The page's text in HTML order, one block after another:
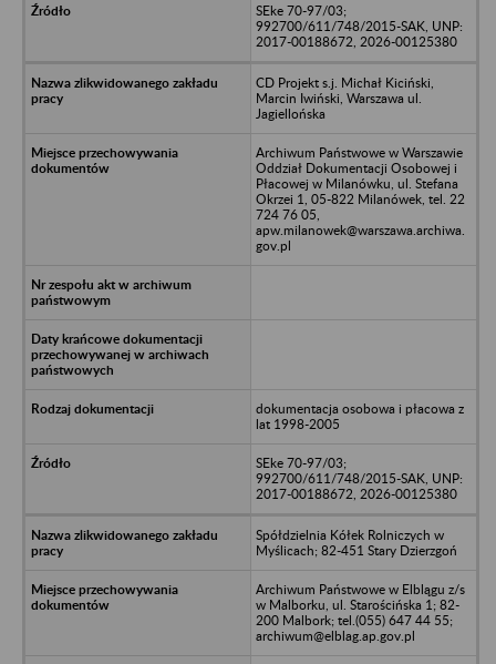
SEke 70-97/03;
992700/611/748/2015-SAK, UNP:
2017-00188672, 2026-00125380
CD Projekt s.j. Michał Kiciński,
Marcin Iwiński, Warszawa ul.
Jagiellońska
Archiwum Państwowe w Warszawie
Oddział Dokumentacji Osobowej i
Płacowej w Milanówku, ul. Stefana
Okrzei 1, 05-822 Milanówek, tel. 22
724 76 05,
apw.milanowek@warszawa.archiwa.
gov.pl
dokumentacja osobowa i płacowa z
lat 1998-2005
SEke 70-97/03;
992700/611/748/2015-SAK, UNP:
2017-00188672, 2026-00125380
Spółdzielnia Kółek Rolniczych w
Myślicach; 82-451 Stary Dzierzgoń
Archiwum Państwowe w Elblągu z/s
w Malborku, ul. Starościńska 1; 82-
200 Malbork; tel.(055) 647 44 55;
archiwum@elblag.ap.gov.pl